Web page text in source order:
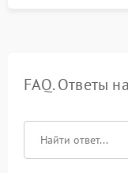
FAQ. Ответы